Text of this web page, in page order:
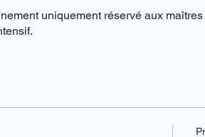
uniquement réservé aux